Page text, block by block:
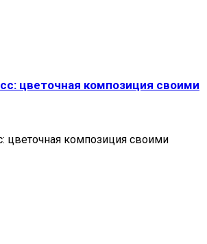
цветочная композиция своими
цветочная композиция своими